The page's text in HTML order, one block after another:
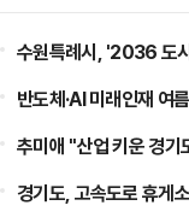
수원특례시, '2036 도
반도체·AI 미래인재 여
추미애 "산업 키운 경
경기도, 고속도로 휴게